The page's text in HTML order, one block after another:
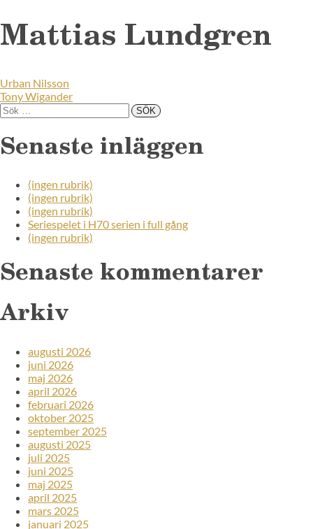
Mattias Lundgren
Urban Nilsson
Tony Wigander
Senaste inläggen
(ingen rubrik)
(ingen rubrik)
(ingen rubrik)
Seriespelet i H70 serien i full gång
(ingen rubrik)
Senaste kommentarer
Arkiv
augusti 2026
juni 2026
maj 2026
april 2026
februari 2026
oktober 2025
september 2025
augusti 2025
juli 2025
juni 2025
maj 2025
april 2025
mars 2025
januari 2025